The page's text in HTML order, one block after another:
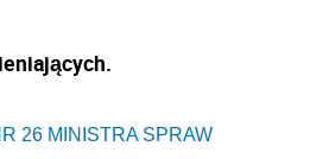
26 MINISTRA SPRAW